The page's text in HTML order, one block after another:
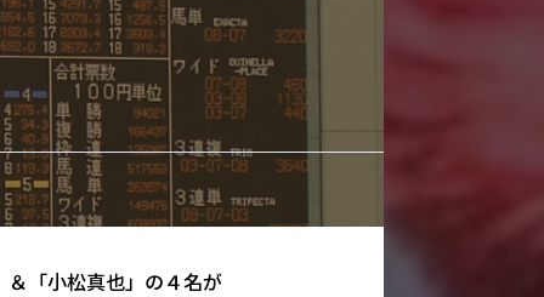
「小松真也」の４名が